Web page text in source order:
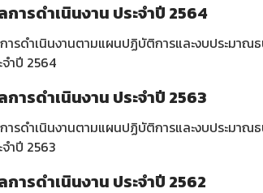
ารดำเนินงาน ประจำปี 2564
ารดำเนินงานตามแผนปฏิบัติการและงบประมา
จำปี 2564
ารดำเนินงาน ประจำปี 2563
ารดำเนินงานตามแผนปฏิบัติการและงบประมา
จำปี 2563
ารดำเนินงาน ประจำปี 2562